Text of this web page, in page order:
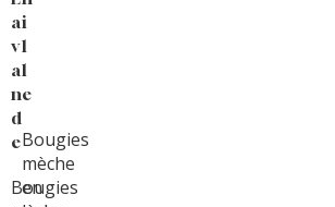
a
v
a
n
d
e
Bougies
i
l
l
e
Bougies
mèche
en